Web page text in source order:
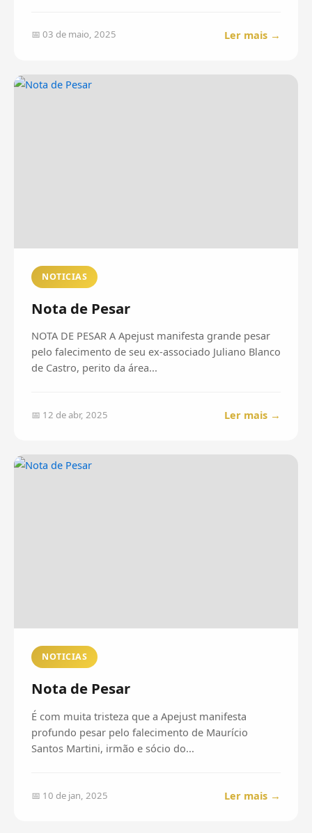
📅 03 de maio, 2025 Ler mais →
NOTICIAS
Nota de Pesar
NOTA DE PESAR A Apejust manifesta grande pesar
pelo falecimento de seu ex-associado Juliano Blanco
de Castro, perito da área...
📅 12 de abr, 2025 Ler mais →
NOTICIAS
Nota de Pesar
É com muita tristeza que a Apejust manifesta
profundo pesar pelo falecimento de Maurício
Santos Martini, irmão e sócio do...
📅 10 de jan, 2025 Ler mais →